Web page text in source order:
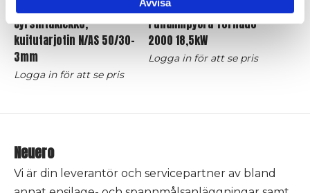
Avvisa
Jyrsintäkiekko,
kuitutarjotin N/AS 50/30-
3mm
Logga in för att se pris
Puhallinpyörä Tornado
2000 18,5kW
Logga in för att se pris
Neuero
Vi är din leverantör och servicepartner av bland